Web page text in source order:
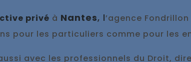
privé à Nantes, l’agence
pour les particuliers comme pour les
avec les professionnels du Droit,